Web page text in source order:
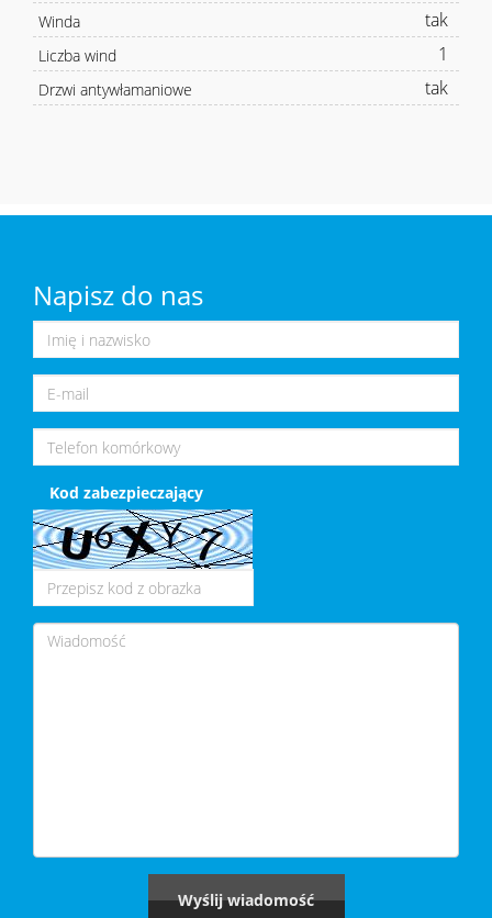
Winda tak
Liczba wind 1
Drzwi antywłamaniowe tak
Napisz do nas
Kod zabezpieczający